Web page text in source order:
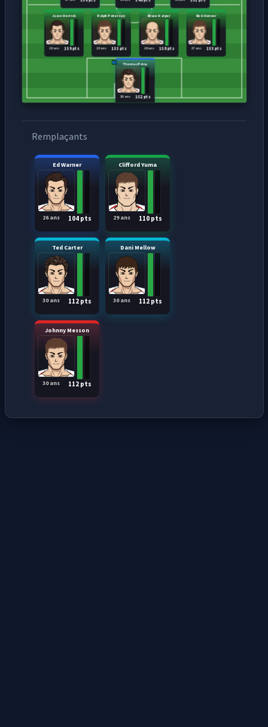
Thomas Price
152 pts
30 ans
Jason Derrick
159 pts
28 ans
Ralph Peterson
153 pts
28 ans
Bruce Harper
158 pts
26 ans
Bob Denver
153 pts
27 ans
Remplaçants
Ed Warner
104 pts
26 ans
Clifford Yuma
110 pts
29 ans
Ted Carter
112 pts
30 ans
Dani Mellow
112 pts
30 ans
Johnny Messon
112 pts
30 ans